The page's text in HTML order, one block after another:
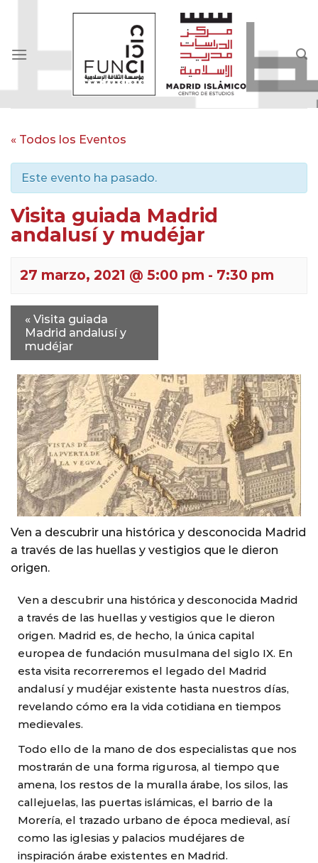
« Todos los Eventos
Este evento ha pasado.
Visita guiada Madrid
andalusí y mudéjar
27 marzo, 2021 @ 5:00 pm - 7:30 pm
« Visita guiada
Madrid andalusí y
mudéjar
Ven a descubrir una histórica y desconocida Madrid
a través de las huellas y vestigios que le dieron
origen.
Ven a descubrir una histórica y desconocida Madrid
a través de las huellas y vestigios que le dieron
origen. Madrid es, de hecho, la única capital
europea de fundación musulmana del siglo IX. En
esta visita recorreremos el legado del Madrid
andalusí y mudéjar existente hasta nuestros días,
revelando cómo era la vida cotidiana en tiempos
medievales.
Todo ello de la mano de dos especialistas que nos
mostrarán de una forma rigurosa, al tiempo que
amena, los restos de la muralla árabe, los silos, las
callejuelas, las puertas islámicas, el barrio de la
Morería, el trazado urbano de época medieval, así
como las iglesias y palacios mudéjares de
inspiración árabe existentes en Madrid.